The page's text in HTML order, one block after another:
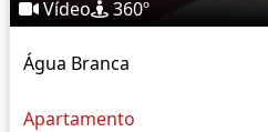
Vídeo 360º
Água Branca
Apartamento